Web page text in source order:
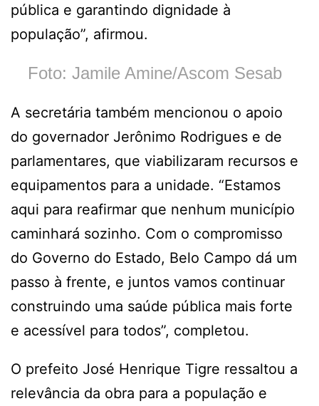
pública e garantindo dignidade à
população”, afirmou.
Foto: Jamile Amine/Ascom Sesab
A secretária também mencionou o apoio
do governador Jerônimo Rodrigues e de
parlamentares, que viabilizaram recursos e
equipamentos para a unidade. “Estamos
aqui para reafirmar que nenhum município
caminhará sozinho. Com o compromisso
do Governo do Estado, Belo Campo dá um
passo à frente, e juntos vamos continuar
construindo uma saúde pública mais forte
e acessível para todos”, completou.
O prefeito José Henrique Tigre ressaltou a
relevância da obra para a população e